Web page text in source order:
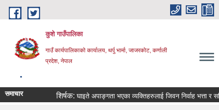
Skip to main content
कुशे गाउँपालिका
गाउँ कार्यपालिकाको कार्यालय, थर्पु भार्मा, जाजरकोट, कर्णाली
प्रदेश, नेपाल
.
समाचार शिर्षक:घाइते अपाङ्गता भएका व्यक्तिहरुलाई जिवन निर्वाह भत्ता र सहिद